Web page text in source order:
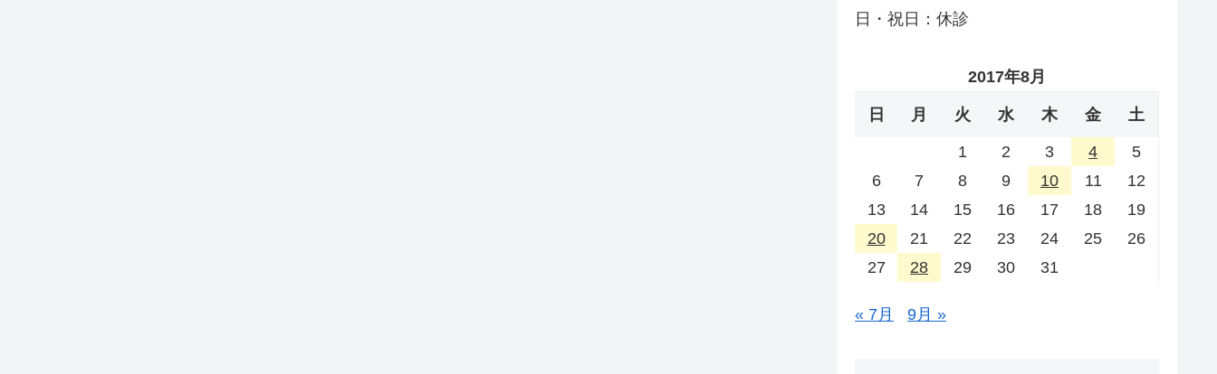
日・祝日：休診
2017年8月
日 月 火 水 木 金 土
1 2 3 4
5
6
7 8 9 10 11
12
13
14 15 16 17 18
19
20
21 22 23 24 25
26
27
28 29 30 31
« 7月 9月 »